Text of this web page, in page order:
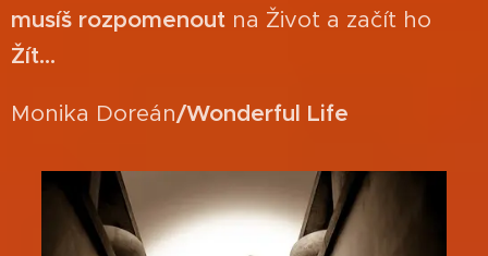
musíš rozpomenout na Život a začít ho
Žít...
Monika Doreán/Wonderful Life